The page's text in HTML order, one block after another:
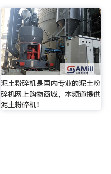
泥土粉碎机是国内专业的泥土粉
碎机网上购物商城，本频道提供
泥土粉碎机！